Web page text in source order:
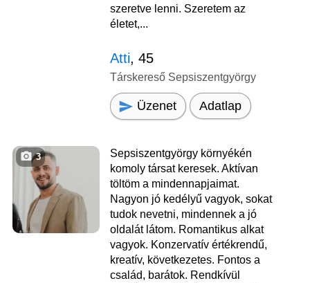
szeretve lenni. Szeretem az
életet,...
Atti, 45
Társkereső Sepsiszentgyörgy
Üzenet Adatlap
3
Sepsiszentgyörgy környékén
komoly társat keresek. Aktívan
töltöm a mindennapjaimat.
Nagyon jó kedélyű vagyok, sokat
tudok nevetni, mindennek a jó
oldalát látom. Romantikus alkat
vagyok. Konzervatív értékrendű,
kreatív, következetes. Fontos a
család, barátok. Rendkívül